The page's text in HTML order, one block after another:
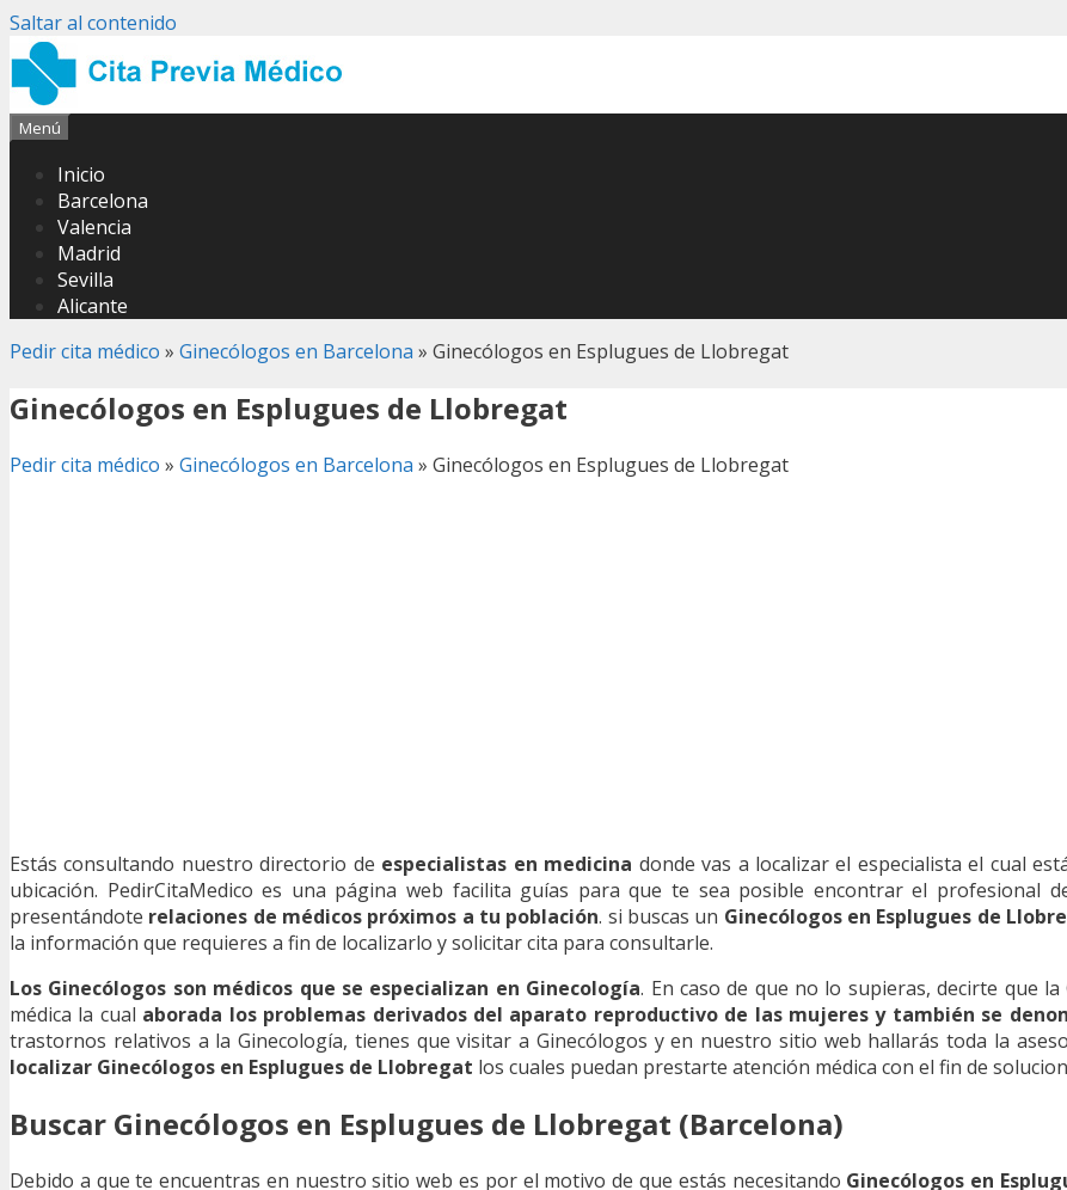
Saltar al contenido
Menú
Inicio
Barcelona
Valencia
Madrid
Sevilla
Alicante
Pedir cita médico » Ginecólogos en Barcelona » Ginecólogos en Esplugues de Llobregat
Ginecólogos en Esplugues de Llobregat
Pedir cita médico » Ginecólogos en Barcelona » Ginecólogos en Esplugues de Llobregat
Estás consultando nuestro directorio de especialistas en medicina donde vas a localizar el especialista el cual
ubicación. PedirCitaMedico es una página web facilita guías para que te sea posible encontrar el profesional
presentándote relaciones de médicos próximos a tu población. si buscas un Ginecólogos en Esplugues de
la información que requieres a fin de localizarlo y solicitar cita para consultarle.
Los Ginecólogos son médicos que se especializan en Ginecología. En caso de que no lo supieras, decirte que
médica la cual aborada los problemas derivados del aparato reproductivo de las mujeres y también se
trastornos relativos a la Ginecología, tienes que visitar a Ginecólogos y en nuestro sitio web hallarás toda la
localizar Ginecólogos en Esplugues de Llobregat los cuales puedan prestarte atención médica con el fin de
Buscar Ginecólogos en Esplugues de Llobregat (Barcelona)
Debido a que te encuentras en nuestro sitio web es por el motivo de que estás necesitando Ginecólogos en